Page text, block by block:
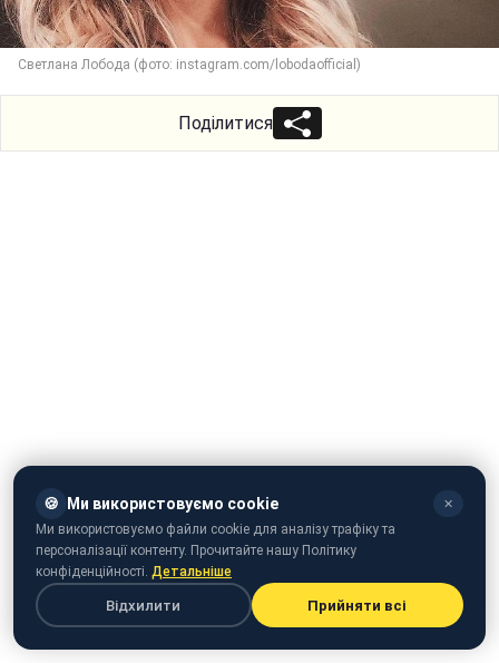
Светлана Лобода (фото: instagram.com/lobodaofficial)
Поділитися
🍪 Ми використовуємо cookie ✕
Ми використовуємо файли cookie для аналізу трафіку та
персоналізації контенту. Прочитайте нашу Політику
конфіденційності. Детальніше
Відхилити Прийняти всі